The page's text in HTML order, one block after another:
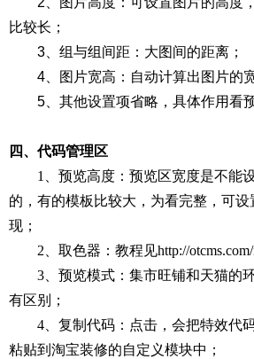
比较长；
3、组与组间距：大图间的距离；
4、图片宽高：自动计算出图片的宽
5、其他设置项省略，具体作用看预
四、代码管理区
1、预览高度：预览区宽度是不能
的，有的模板比较大，为看完整，可
现；
2、取色器：教程见http://
3、预览模式：集市旺铺和天猫的
有区别；
4、复制代码：点击，会把特效代
粘贴到淘宝装修的自定义模块中；